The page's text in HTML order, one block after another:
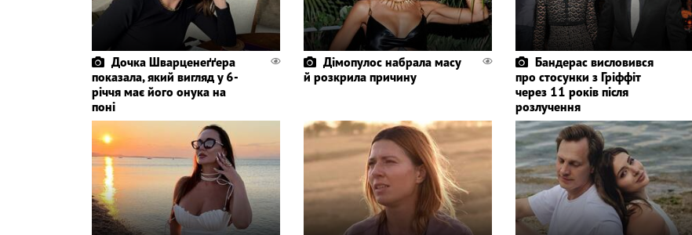
Дочка Шварценеґґера
показала, який вигляд у 6-
річчя має його онука на
поні
Дімопулос набрала масу
й розкрила причину
Бандерас висловився
про стосунки з Гріффіт
через 11 років після
розлучення